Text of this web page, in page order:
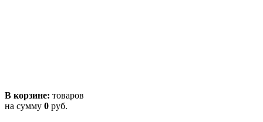
В корзине: товаров
на сумму 0 руб.